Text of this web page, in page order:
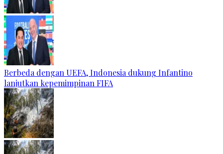
Berbeda dengan UEFA, Indonesia dukung Infantino
lanjutkan kepemimpinan FIFA